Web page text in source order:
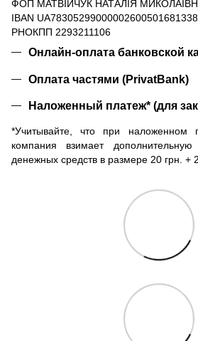
ФОП МАТВІЙЧУК НАТАЛІЯ
IBAN
РНОКПП 2293211106
Онлайн-оплата банковской
Оплата частями (PrivatBank)
Наложенный платеж* (для
*Учитывайте, что при наложенном
компания взимает
денежных средств в размере 20 грн. +